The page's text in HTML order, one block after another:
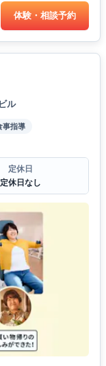
体験・相談予約
ル
事指導
定休日
定休日なし